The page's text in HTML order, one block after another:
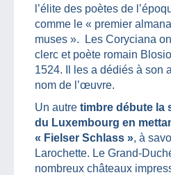
l’élite des poètes de
comme le « premier
muses ». Les Coryciana
clerc et poète romain
1524. Il les a dédiés à son
nom de l’œuvre.
Un autre timbre débute la
du Luxembourg en
« Fielser Schlass », à
Larochette. Le Grand-
nombreux châteaux